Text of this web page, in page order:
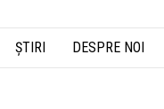
ȘTIRI DESPRE NOI